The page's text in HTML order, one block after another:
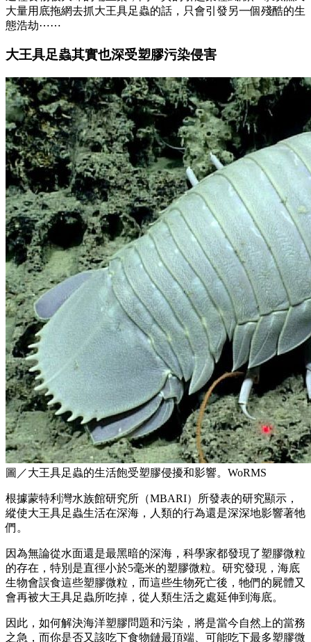
大量用底拖網去抓大王具足蟲的話，只會引發另一個殘酷的生
態浩劫⋯⋯
大王具足蟲其實也深受塑膠污染侵害
圖／大王具足蟲的生活飽受塑膠侵擾和影響。WoRMS
根據蒙特利灣水族館研究所（MBARI）所發表的研究顯示，
縱使大王具足蟲生活在深海，人類的行為還是深深地影響著牠
們。
因為無論從水面還是最黑暗的深海，科學家都發現了塑膠微粒
的存在，特別是直徑小於5毫米的塑膠微粒。研究發現，海底
生物會誤食這些塑膠微粒，而這些生物死亡後，牠們的屍體又
會再被大王具足蟲所吃掉，從人類生活之處延伸到海底。
因此，如何解決海洋塑膠問題和污染，將是當今自然上的當務
之急，而你是否又該吃下食物鏈最頂端、可能吃下最多塑膠微